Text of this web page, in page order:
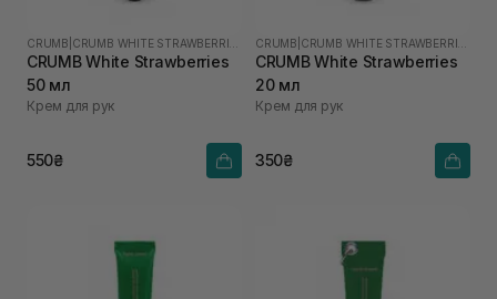
CRUMB
CRUMB White Strawberries
50 мл
Крем для рук
550₴
CRUMB
CRUMB White Strawberries
20 мл
Крем для рук
350₴